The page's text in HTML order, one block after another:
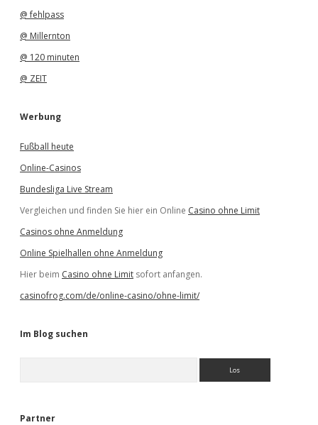
@ fehlpass
@ Millernton
@ 120 minuten
@ ZEIT
Werbung
Fußball heute
Online-Casinos
Bundesliga Live Stream
Vergleichen und finden Sie hier ein Online Casino ohne Limit
Casinos ohne Anmeldung
Online Spielhallen ohne Anmeldung
Hier beim Casino ohne Limit sofort anfangen.
casinofrog.com/de/online-casino/ohne-limit/
Im Blog suchen
e
Partner